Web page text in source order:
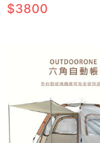
$3800